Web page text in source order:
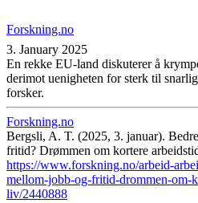
Forskning.no
3. January 2025
En rekke EU-land diskuterer å
derimot uenigheten for sterk til
forsker.
Forskning.no
Bergsli, A. T. (2025, 3. januar).
fritid? Drømmen om kortere
https://www.forskning.no/arbeid-
mellom-jobb-og-fritid-drommen-om-
liv/2440888